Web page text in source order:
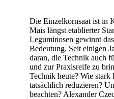
Die Einzelkornsaat ist in
Mais längst etablierter
Leguminosen gewinnt
Bedeutung. Seit einigen
daran, die Technik auch
und zur Praxisreife zu
Technik heute? Wie stark
tatsächlich reduzieren?
beachten? Alexander